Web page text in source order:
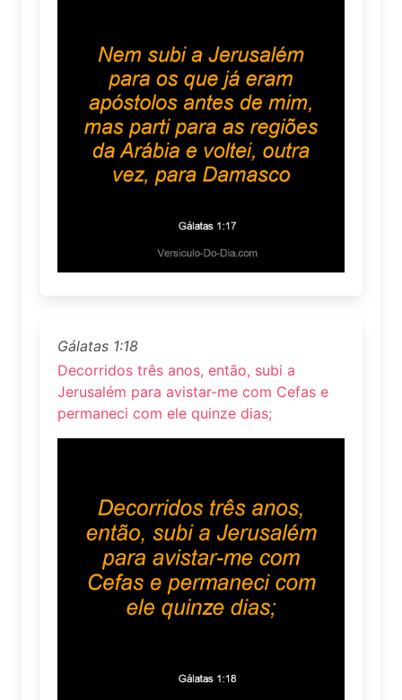
Gálatas 1:18
Decorridos três anos, então, subi a
Jerusalém para avistar-me com Cefas e
permaneci com ele quinze dias;